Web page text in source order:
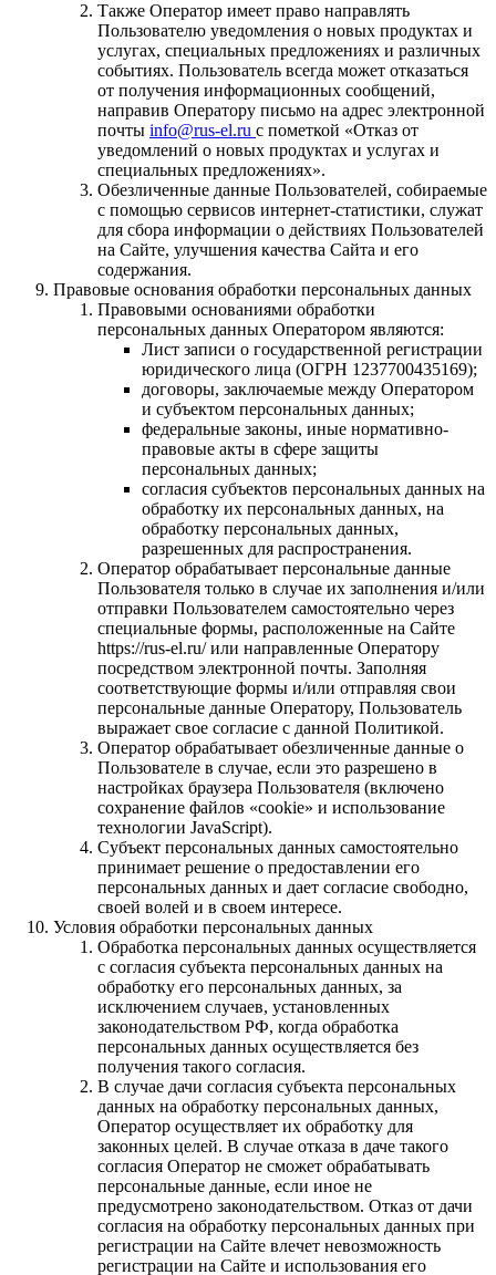
Также Оператор имеет право направлять
Пользователю уведомления о новых продуктах и
услугах, специальных предложениях и различных
событиях. Пользователь всегда может отказаться
от получения информационных сообщений,
направив Оператору письмо на адрес электронной
почты info@rus-el.ru с пометкой «Отказ от
уведомлений о новых продуктах и услугах и
специальных предложениях».
Обезличенные данные Пользователей, собираемые
с помощью сервисов интернет-статистики, служат
для сбора информации о действиях Пользователей
на Сайте, улучшения качества Сайта и его
содержания.
Правовые основания обработки персональных данных
Правовыми основаниями обработки
персональных данных Оператором являются:
Лист записи о государственной регистрации
юридического лица (ОГРН 1237700435169);
договоры, заключаемые между Оператором
и субъектом персональных данных;
федеральные законы, иные нормативно-
правовые акты в сфере защиты
персональных данных;
согласия субъектов персональных данных на
обработку их персональных данных, на
обработку персональных данных,
разрешенных для распространения.
Оператор обрабатывает персональные данные
Пользователя только в случае их заполнения и/или
отправки Пользователем самостоятельно через
специальные формы, расположенные на Cайте
https://rus-el.ru/ или направленные Оператору
посредством электронной почты. Заполняя
соответствующие формы и/или отправляя свои
персональные данные Оператору, Пользователь
выражает свое согласие с данной Политикой.
Оператор обрабатывает обезличенные данные о
Пользователе в случае, если это разрешено в
настройках браузера Пользователя (включено
сохранение файлов «cookie» и использование
технологии JavaScript).
Субъект персональных данных самостоятельно
принимает решение о предоставлении его
персональных данных и дает согласие свободно,
своей волей и в своем интересе.
Условия обработки персональных данных
Обработка персональных данных осуществляется
с согласия субъекта персональных данных на
обработку его персональных данных, за
исключением случаев, установленных
законодательством РФ, когда обработка
персональных данных осуществляется без
получения такого согласия.
В случае дачи согласия субъекта персональных
данных на обработку персональных данных,
Оператор осуществляет их обработку для
законных целей. В случае отказа в даче такого
согласия Оператор не сможет обрабатывать
персональные данные, если иное не
предусмотрено законодательством. Отказ от дачи
согласия на обработку персональных данных при
регистрации на Сайте влечет невозможность
регистрации на Сайте и использования его